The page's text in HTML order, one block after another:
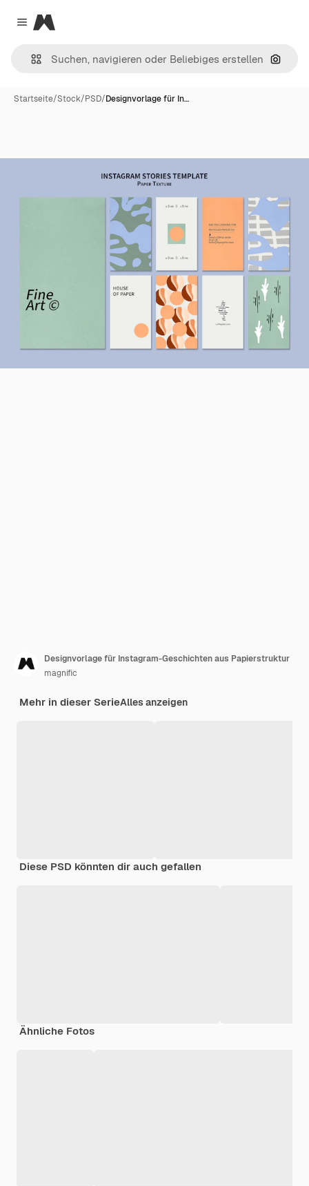
Close menu
Magnific
Nach
Startseite/Stock/PSD/Designvorlage für In…
Designvorlage für Instagram-Geschichten aus Papierstruktur
magnific
Mehr in dieser SerieAlles anzeigen
Diese PSD könnten dir auch gefallen
Ähnliche Fotos